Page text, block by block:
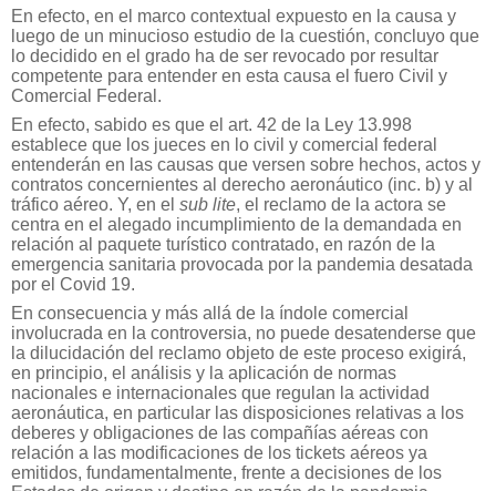
En efecto, en el marco contextual expuesto en la causa y
luego de un minucioso estudio de la cuestión, concluyo que
lo decidido en el grado ha de ser revocado por resultar
competente para entender en esta causa el fuero Civil y
Comercial Federal.
En efecto, sabido es que el art. 42 de la Ley 13.998
establece que los jueces en lo civil y comercial federal
entenderán en las causas que versen sobre hechos, actos y
contratos concernientes al derecho aeronáutico (inc. b) y al
tráfico aéreo. Y, en el sub lite, el reclamo de la actora se
centra en el alegado incumplimiento de la demandada en
relación al paquete turístico contratado, en razón de la
emergencia sanitaria provocada por la pandemia desatada
por el Covid 19.
En consecuencia y más allá de la índole comercial
involucrada en la controversia, no puede desatenderse que
la dilucidación del reclamo objeto de este proceso exigirá,
en principio, el análisis y la aplicación de normas
nacionales e internacionales que regulan la actividad
aeronáutica, en particular las disposiciones relativas a los
deberes y obligaciones de las compañías aéreas con
relación a las modificaciones de los tickets aéreos ya
emitidos, fundamentalmente, frente a decisiones de los